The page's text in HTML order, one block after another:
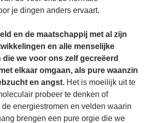
je dingen anders ervaart.
en de maatschappij met al zijn
en alle menselijke
we voor ons zelf gecreëerd
elkaar omgaan, als pure waanzin
en angst. Het is moeilijk uit te
probeer te denken of
energiestromen en velden waarin
brengen een pure orgie die we